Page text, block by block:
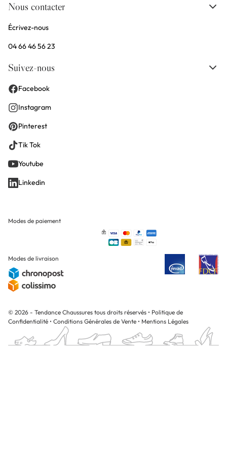
Nous contacter
Écrivez-nous
04 66 46 56 23
Suivez-nous
Facebook
Instagram
Pinterest
Tik Tok
Youtube
Linkedin
Modes de paiement
Modes de livraison
© 2026 - Tendance Chaussures tous droits réservés • Politique de
Confidentialité • Conditions Générales de Vente • Mentions Légales